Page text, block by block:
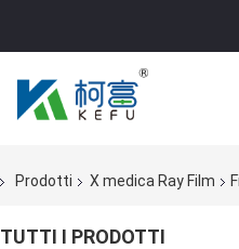
Prodotti X medica Ray Film
TUTTI I PRODOTTI